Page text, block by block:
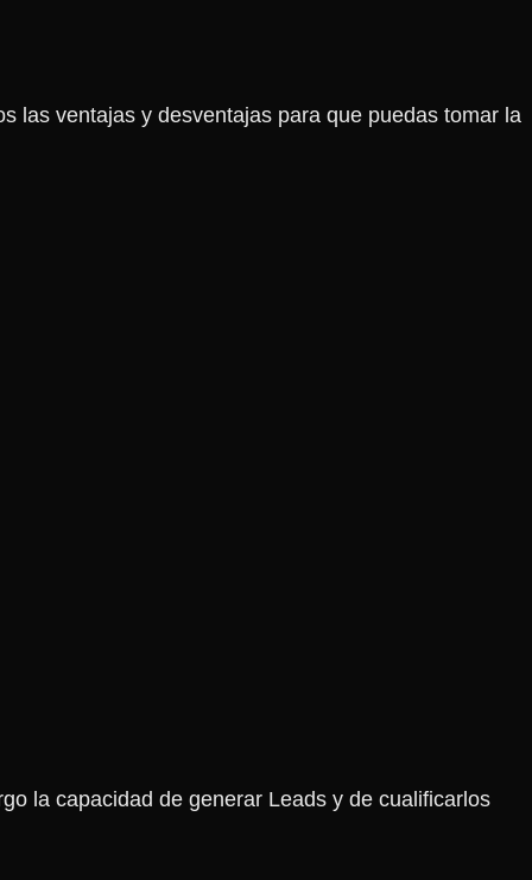
las ventajas y desventajas para que puedas tomar la
la capacidad de generar Leads y de cualificarlos